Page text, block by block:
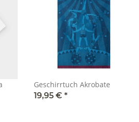
Geschirrtuch Akrobate
19,95 € *